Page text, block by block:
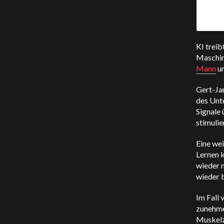
KI
Mann
Gert-
des
Signale
Eine
Lernen
wieder
wieder
Im Fall